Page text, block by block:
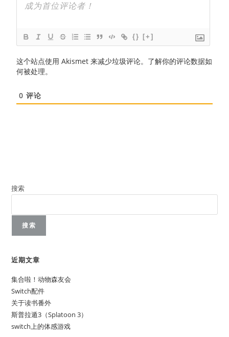
{} [+]
这个站点使用 Akismet 来减少垃圾评论。 了解你的评论数据如
何被处理。
0 评论
搜索
搜索
近期文章
集合啦！动物森友会
Switch配件
关于读书番外
斯普拉遁3（Splatoon 3）
switch上的体感游戏